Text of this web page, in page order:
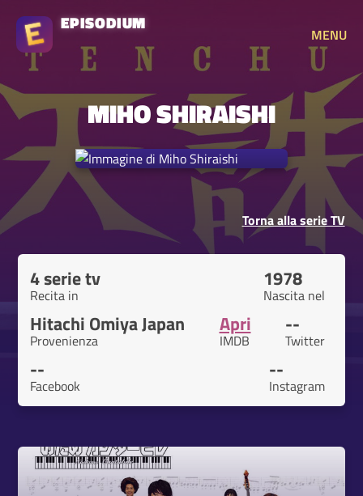
EPISODIUM
MENU
MIHO SHIRAISHI
Torna alla serie TV
4 serie tv
Recita in
1978
Nascita nel
Hitachi Omiya Japan
Provenienza
Apri
IMDB
--
Twitter
--
Facebook
--
Instagram